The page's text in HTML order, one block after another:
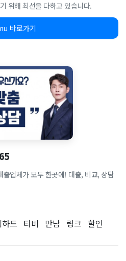
위해 최선을 다하고 있습니다.
바로가기
업체가 모두 한곳에! 대출, 비교, 상담
하드 티비 만남 링크 할인